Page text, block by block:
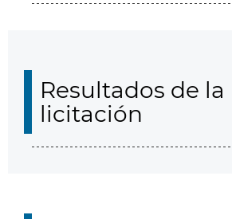
Resultados de la
licitación